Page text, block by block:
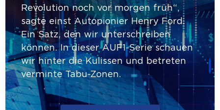
Revolution noch vor morgen früh“,
sagte einst Autopionier Henry Ford.
Ein Satz, den wir unterschreiben
können. In dieser AUF1-Serie schauen
wir hinter die Kulissen und betreten
verminte Tabu-Zonen.